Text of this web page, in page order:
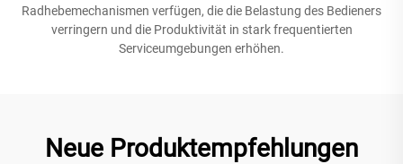
Radhebemechanismen verfügen, die die Belastung des Bedieners
verringern und die Produktivität in stark frequentierten
Serviceumgebungen erhöhen.
Neue Produktempfehlungen